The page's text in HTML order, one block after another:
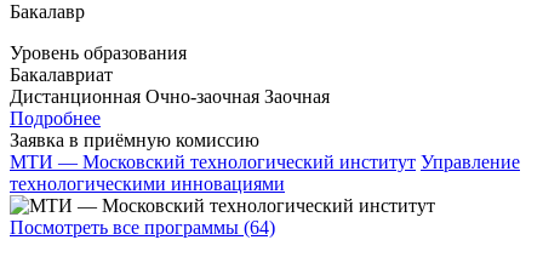
Бакалавр
Уровень образования
Бакалавриат
Дистанционная Очно-заочная Заочная
Подробнее
Заявка в приёмную комиссию
МТИ — Московский технологический институт Управление
технологическими инновациями
Посмотреть все программы (64)